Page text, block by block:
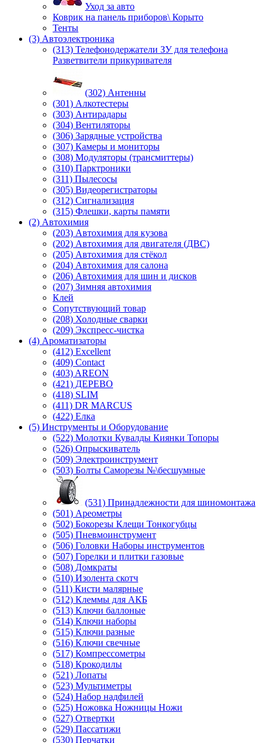
Уход за авто
Коврик на панель приборов\ Корыто
Тенты
(3) Автоэлектроника
(313) Телефонодержатели ЗУ для телефона
Разветвители прикуривателя
(302) Антенны
(301) Алкотестеры
(303) Антирадары
(304) Вентиляторы
(306) Зарядные устройства
(307) Камеры и мониторы
(308) Модуляторы (трансмиттеры)
(310) Парктроники
(311) Пылесосы
(305) Видеорегистраторы
(312) Сигнализация
(315) Флешки, карты памяти
(2) Автохимия
(203) Автохимия для кузова
(202) Автохимия для двигателя (ДВС)
(205) Автохимия для стёкол
(204) Автохимия для салона
(206) Автохимия для шин и дисков
(207) Зимняя автохимия
Клей
Сопутствующий товар
(208) Холодные сварки
(209) Экспреcс-чистка
(4) Ароматизаторы
(412) Excellent
(409) Contact
(403) AREON
(421) ДЕРЕВО
(418) SLIM
(411) DR MARCUS
(422) Елка
(5) Инструменты и Оборудование
(522) Молотки Кувалды Киянки Топоры
(526) Опрыскиватель
(509) Электроинструмент
(503) Болты Саморезы №\бесшумные
(531) Принадлежности для шиномонтажа
(501) Ареометры
(502) Бокорезы Клещи Тонкогубцы
(505) Пневмоинструмент
(506) Головки Наборы инструментов
(507) Горелки и плитки газовые
(508) Домкраты
(510) Изолента скотч
(511) Кисти малярные
(512) Клеммы для АКБ
(513) Ключи баллоные
(514) Ключи наборы
(515) Ключи разные
(516) Ключи свечные
(517) Компрессометры
(518) Крокодилы
(521) Лопаты
(523) Мультиметры
(524) Набор надфилей
(525) Ножовка Ножницы Ножи
(527) Отвертки
(529) Пассатижи
(530) Перчатки